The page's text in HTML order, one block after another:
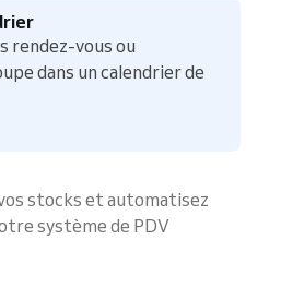
rendez-vous ou
dans un calendrier de
stocks et automatisez
système de PDV